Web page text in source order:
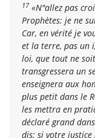
17 «N"allez pas
Prophètes: je ne
Car, en vérité je
et la terre, pas un
loi, que tout ne
transgressera un
enseignera aux
plus petit dans le
les mettra en
déclaré grand
dis: si votre justice